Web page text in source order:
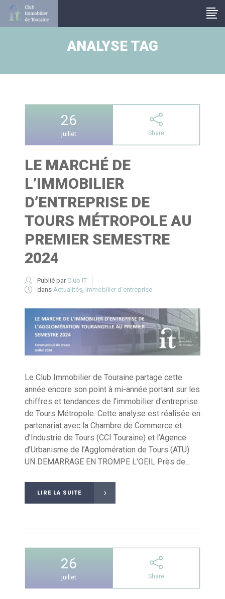
ANALYSE TAG
26
juillet Share
LE MARCHÉ DE
L’IMMOBILIER
D’ENTREPRISE DE
TOURS MÉTROPOLE AU
PREMIER SEMESTRE
2024
Publié par Club IT
dans Actualités, Immobilier d'entreprise
Le Club Immobilier de Touraine partage cette
année encore son point à mi-année portant sur les
chiffres et tendances de l'immobilier d'entreprise
de Tours Métropole. Cette analyse est réalisée en
partenariat avec la Chambre de Commerce et
d’Industrie de Tours (CCI Touraine) et l’Agence
d’Urbanisme de l’Agglomération de Tours (ATU).
UN DEMARRAGE EN TROMPE L'OEIL Près de...
LIRE LA SUITE
26
juillet Share
Panneau de gestion des cookies